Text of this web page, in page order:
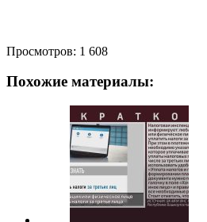
Просмотров: 1 608
Похожие материалы: